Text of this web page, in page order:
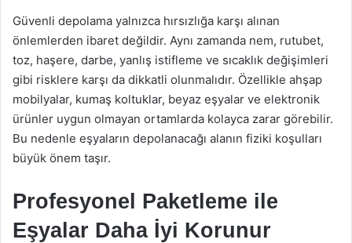
Güvenli depolama yalnızca hırsızlığa karşı alınan
önlemlerden ibaret değildir. Aynı zamanda nem, rutubet,
toz, haşere, darbe, yanlış istifleme ve sıcaklık değişimleri
gibi risklere karşı da dikkatli olunmalıdır. Özellikle ahşap
mobilyalar, kumaş koltuklar, beyaz eşyalar ve elektronik
ürünler uygun olmayan ortamlarda kolayca zarar görebilir.
Bu nedenle eşyaların depolanacağı alanın fiziki koşulları
büyük önem taşır.
Profesyonel Paketleme ile
Eşyalar Daha İyi Korunur